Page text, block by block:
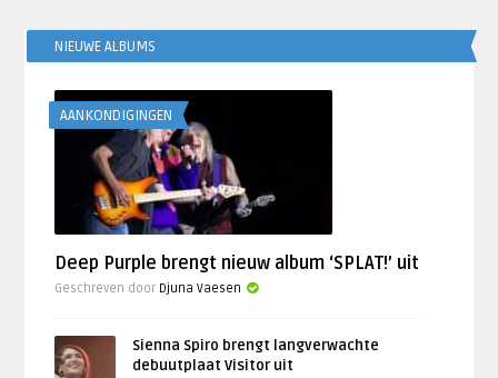
NIEUWE ALBUMS
AANKONDIGINGEN
Deep Purple brengt nieuw album ‘SPLAT!’ uit
Geschreven door Djuna Vaesen
Sienna Spiro brengt langverwachte
debuutplaat Visitor uit